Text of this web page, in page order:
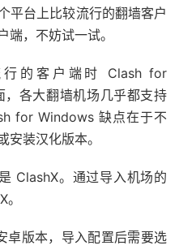
平台上比较流行的翻墙客户
，不妨试一试。
的客户端时 Clash for
各大翻墙机场几乎都支持
for Windows 缺点在于不
装汉化版本。
ClashX。通过导入机场的
卓版本，导入配置后需要选